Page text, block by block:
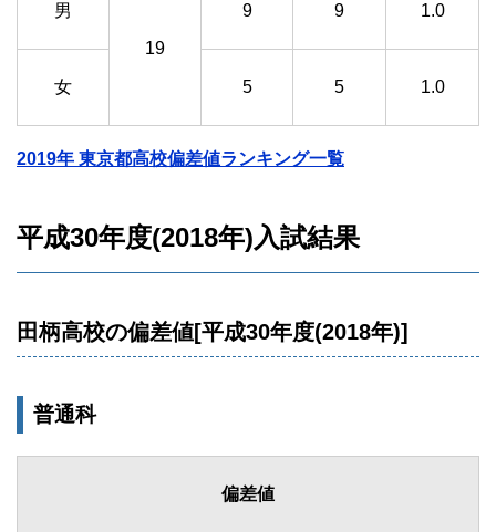
男
19
9 9 1.0
女 5 5 1.0
2019年 東京都高校偏差値ランキング一覧
平成30年度(2018年)入試結果
田柄高校の偏差値[平成30年度(2018年)]
普通科
偏差値